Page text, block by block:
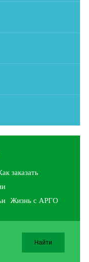
заказать
Жизнь с АРГО